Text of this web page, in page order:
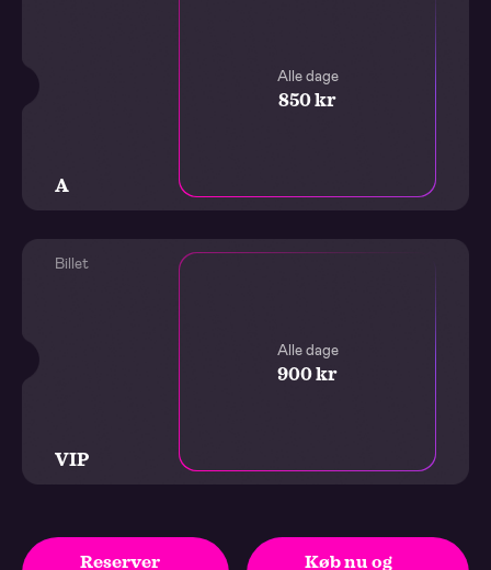
A
Alle dage
850 kr
Billet
VIP
Alle dage
900 kr
Reserver Køb nu og